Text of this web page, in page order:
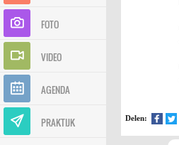
FOTO
VIDEO
AGENDA
PRAKTIJK Delen: